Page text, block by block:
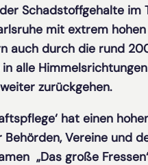
Schadstoffgehalte
mit extrem
auch durch die rund
alle
zurückgehen.
hat einen
Vereine und
„Das große